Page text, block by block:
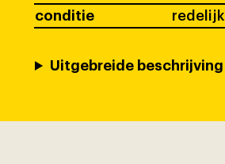
conditie
redelijk
Uitgebreide beschrijving